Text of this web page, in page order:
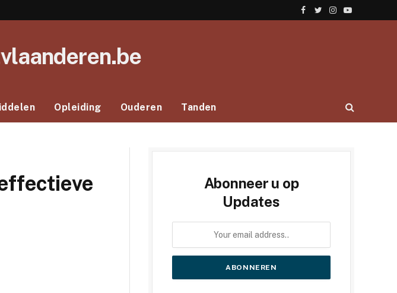
Facebook
TwitterInstagram
YouTube
Opleiding Ouderen Tanden
Abonneer u op
Updates